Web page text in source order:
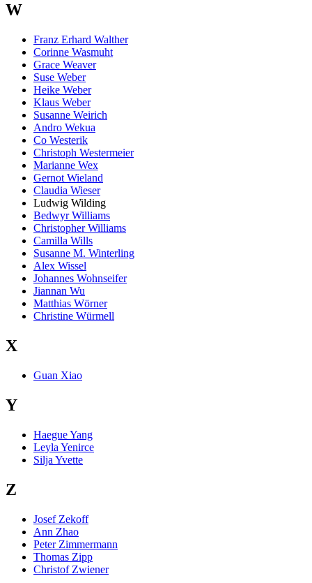
W
Franz Erhard Walther
Corinne Wasmuht
Grace Weaver
Suse Weber
Heike Weber
Klaus Weber
Susanne Weirich
Andro Wekua
Co Westerik
Christoph Westermeier
Marianne Wex
Gernot Wieland
Claudia Wieser
Ludwig Wilding
Bedwyr Williams
Christopher Williams
Camilla Wills
Susanne M. Winterling
Alex Wissel
Johannes Wohnseifer
Jiannan Wu
Matthias Wörner
Christine Würmell
X
Guan Xiao
Y
Haegue Yang
Leyla Yenirce
Silja Yvette
Z
Josef Zekoff
Ann Zhao
Peter Zimmermann
Thomas Zipp
Christof Zwiener